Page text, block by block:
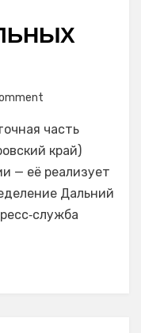
хабаровском
посёлке
Победа
два
часть
край)
— её реализует
Дальний